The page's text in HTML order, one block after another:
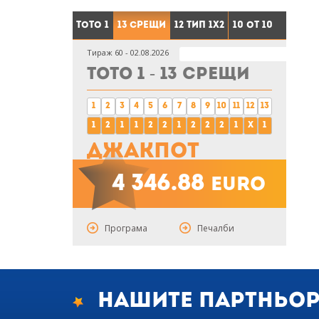
Тото 1 13 срещи 12 тип 1X2 10 от 10
Тираж 60 - 02.08.2026
Тото 1 - 13 срещи
1
1
2
2
3
1
4
1
5
2
6
2
7
1
8
2
9
2
10
2
11
1
12
x
13
1
Джакпот
4 346.88 euro
Програма Печалби
Нашите